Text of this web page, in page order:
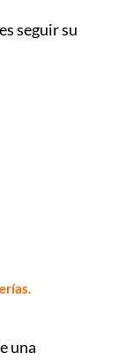
seguir su
una